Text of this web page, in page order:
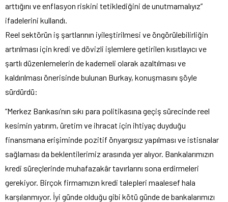
arttığını ve enflasyon riskini tetiklediğini de unutmamalıyız”
ifadelerini kullandı.
Reel sektörün iş şartlarının iyileştirilmesi ve öngörülebilirliğin
artırılması için kredi ve dövizli işlemlere getirilen kısıtlayıcı ve
şartlı düzenlemelerin de kademeli olarak azaltılması ve
kaldırılması önerisinde bulunan Burkay, konuşmasını şöyle
sürdürdü:
“Merkez Bankası’nın sıkı para politikasına geçiş sürecinde reel
kesimin yatırım, üretim ve ihracat için ihtiyaç duyduğu
finansmana erişiminde pozitif önyargısız yapılması ve istisnalar
sağlaması da beklentilerimiz arasında yer alıyor. Bankalarımızın
kredi süreçlerinde muhafazakâr tavırlarını sona erdirmeleri
gerekiyor. Birçok firmamızın kredi talepleri maalesef hala
karşılanmıyor. İyi günde olduğu gibi kötü günde de bankalarımızı